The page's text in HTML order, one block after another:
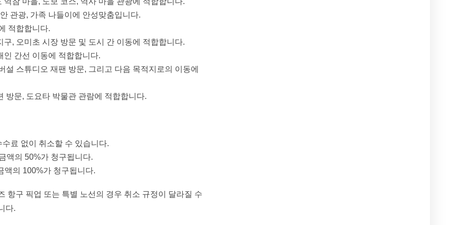
관광, 가족 나들이에 안성맞춤입니다.
적합합니다.
, 오미초 시장 방문 및 도시 간 이동에 적합합니다.
간선 이동에 적합합니다.
스튜디오 재팬 방문, 그리고 다음 목적지로의 이동에
문, 도요타 박물관 관람에 적합합니다.
료 없이 취소할 수 있습니다.
액의 50%가 청구됩니다.
액의 100%가 청구됩니다.
항구 픽업 또는 특별 노선의 경우 취소 규정이 달라질 수
다.